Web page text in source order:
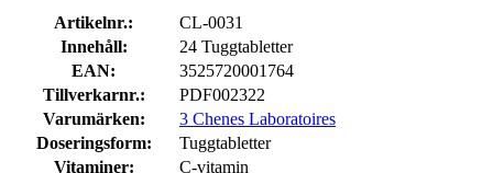
Artikelnr.:
CL-0031
Innehåll:
24 Tuggtabletter
EAN:
3525720001764
Tillverkarnr.:
PDF002322
Varumärken:
3 Chenes Laboratoires
Doseringsform:
Tuggtabletter
Vitaminer:
C-vitamin